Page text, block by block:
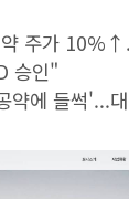
주가
승인"
에 들썩'...